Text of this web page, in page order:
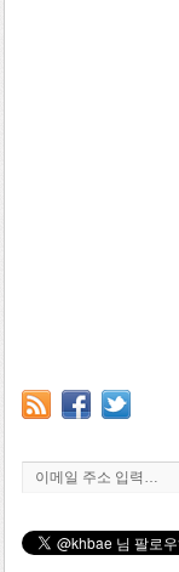
이메일 주소 입력…